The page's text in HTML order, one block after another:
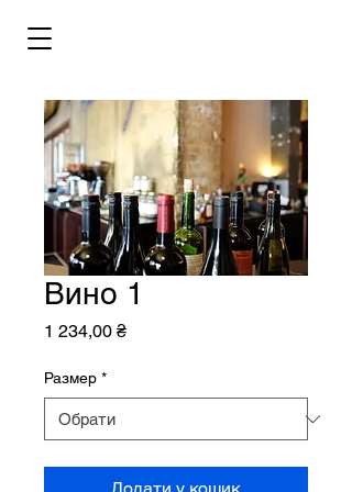
Вино 1
1 234,00 ₴Ціна
Размер *